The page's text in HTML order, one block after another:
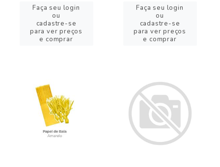
Faça seu login
ou
cadastre-se
para ver preços
e comprar
Faça seu login
ou
cadastre-se
para ver preços
e comprar